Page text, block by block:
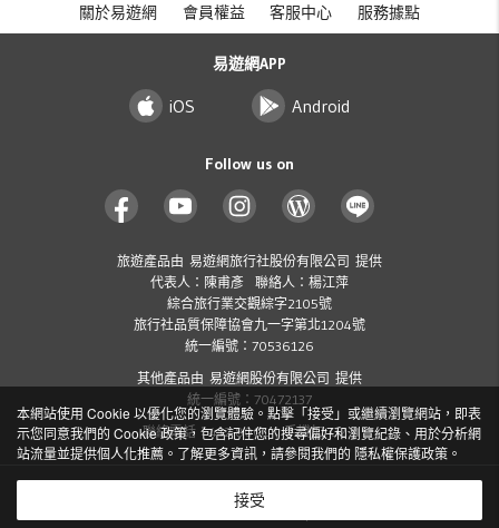
關於易遊網 會員權益 客服中心 服務據點
易遊網APP
iOS Android
Follow us on
旅遊產品由 易遊網旅行社股份有限公司 提供
代表人：陳甫彥 聯絡人：楊江萍
綜合旅行業交觀綜字2105號
旅行社品質保障協會九一字第北1204號
統一編號：70536126
其他產品由 易遊網股份有限公司 提供
統一編號：70472137
聯絡電話：412-8001 ( 手機加 02 )
隱私權保護政策及個資聲明
本網站使用 Cookie 以優化您的瀏覽體驗。點擊「接受」或繼續瀏覽網站，即表
示您同意我們的 Cookie 政策，包含記住您的搜尋偏好和瀏覽紀錄、用於分析網
站流量並提供個人化推薦。了解更多資訊，請參閱我們的 隱私權保護政策 。
接受